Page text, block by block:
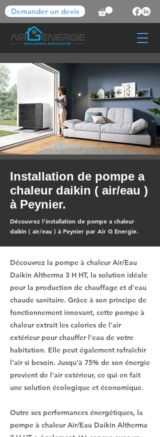
Demander un devis
Installation de pompe a
chaleur daikin ( air/eau )
à Peynier.
Découvrez l'installation de pompe a chaleur
daikin ( air/eau ) à Peynier par Air G Energie.
Découvrez la pompe à chaleur Air/Eau
Daikin Altherma 3 H HT, la solution idéale
pour la production de chauffage et d'eau
chaude sanitaire. Grâce à son principe de
fonctionnement innovant, cette pompe à
chaleur extrait les calories de l'air
extérieur pour chauffer l'eau de votre
habitation. Elle peut également rafraîchir
l'air si besoin. Jusqu'à 75% de son énergie
provient de l'air extérieur, ce qui en fait
une solution écologique et économique.
Outre ses performances énergétiques, la
pompe à chaleur Air/Eau Daikin Altherma